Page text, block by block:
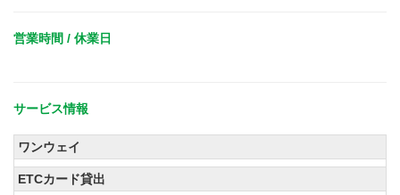
営業時間 / 休業日
サービス情報
ワンウェイ
ETCカード貸出